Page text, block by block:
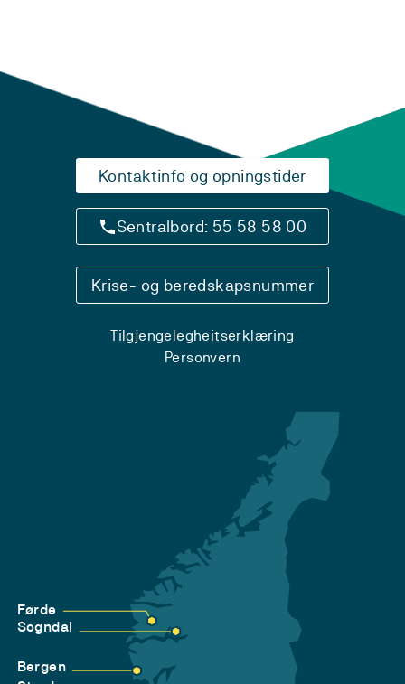
Kontaktinfo og opningstider
Sentralbord: 55 58 58 00
Krise- og beredskapsnummer
Tilgjengelegheitserklæring
Personvern
Førde
Sogndal
Bergen